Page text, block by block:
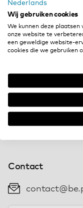
U kunt uw
en vouwen.
Veel plezier met
U vindt meer
Contact
Nederlands
Wij gebruiken cookies
We kunnen deze plaatsen
onze website te
een geweldige website-
cookies die we gebruiken